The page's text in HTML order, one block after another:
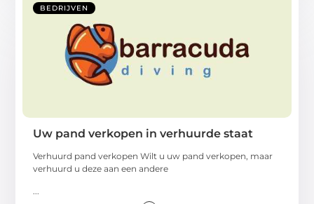
BEDRIJVEN
Uw pand verkopen in verhuurde staat
Verhuurd pand verkopen Wilt u uw pand verkopen, maar
verhuurd u deze aan een andere
...